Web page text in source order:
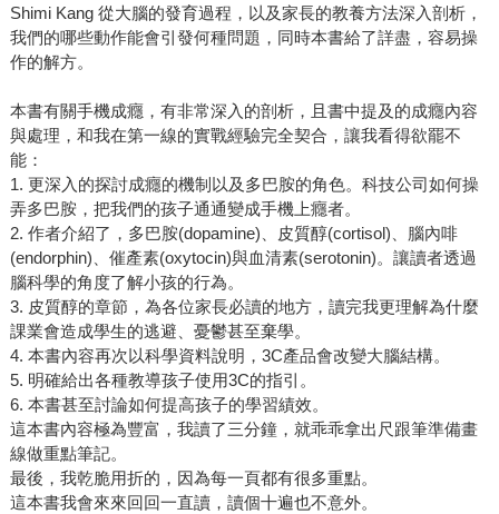
Shimi Kang 從大腦的發育過程，以及家長的教養方法深入剖析，
我們的哪些動作能會引發何種問題，同時本書給了詳盡，容易操
作的解方。
本書有關手機成癮，有非常深入的剖析，且書中提及的成癮內容
與處理，和我在第一線的實戰經驗完全契合，讓我看得欲罷不
能：
1. 更深入的探討成癮的機制以及多巴胺的角色。科技公司如何操
弄多巴胺，把我們的孩子通通變成手機上癮者。
2. 作者介紹了，多巴胺(dopamine)、皮質醇(cortisol)、腦內啡
(endorphin)、催產素(oxytocin)與血清素(serotonin)。讓讀者透過
腦科學的角度了解小孩的行為。
3. 皮質醇的章節，為各位家長必讀的地方，讀完我更理解為什麼
課業會造成學生的逃避、憂鬱甚至棄學。
4. 本書內容再次以科學資料說明，3C產品會改變大腦結構。
5. 明確給出各種教導孩子使用3C的指引。
6. 本書甚至討論如何提高孩子的學習績效。
這本書內容極為豐富，我讀了三分鐘，就乖乖拿出尺跟筆準備畫
線做重點筆記。
最後，我乾脆用折的，因為每一頁都有很多重點。
這本書我會來來回回一直讀，讀個十遍也不意外。